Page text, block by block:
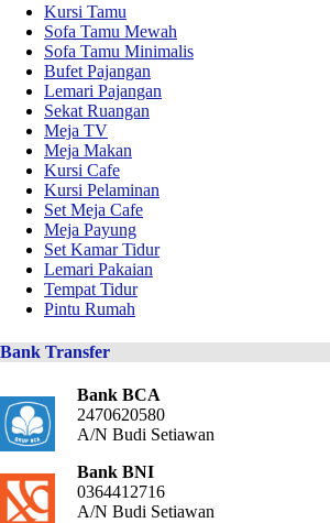
Kursi Tamu
Sofa Tamu Mewah
Sofa Tamu Minimalis
Bufet Pajangan
Lemari Pajangan
Sekat Ruangan
Meja TV
Meja Makan
Kursi Cafe
Kursi Pelaminan
Set Meja Cafe
Meja Payung
Set Kamar Tidur
Lemari Pakaian
Tempat Tidur
Pintu Rumah
Bank Transfer
Bank BCA
2470620580
A/N Budi Setiawan
Bank BNI
0364412716
A/N Budi Setiawan